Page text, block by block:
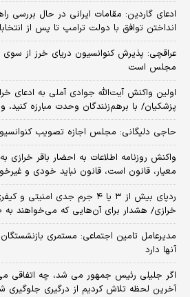
ادعای گاردین: مقامات ایرانی در حال بررسی
انداختن توافق با دولت ترامپ تا پس از
عراقچی: پذیرش کنوانسیون دریای خرز از
مجلس است
اولین واکنش آیت‌الله جوادی آملی به ادعای
پزشکیان/ با برهم‌زنندگان وحدت مبارزه
حاجی دلیگانی: مجلس اجازه تصویب
واکنش روزنامه اطلاعات به احضار باقر خرازی
معیار، قانون است، قانون نباید خودی و
ردپای بیش از ۳ یا ۴ جرم جدی
خرازی/ هشدار برای آن‌هایی که می‌خواهند به ۲۵۰ هزار نفر بپیوندند
مدیرعامل تامین اجتماعی: مستمری
آنها دارد
اگر جلیلی رئیس جمهور می شد، چه اتفاقی
آخرین لحظه تلاش کردیم از درگیری جلوگیری